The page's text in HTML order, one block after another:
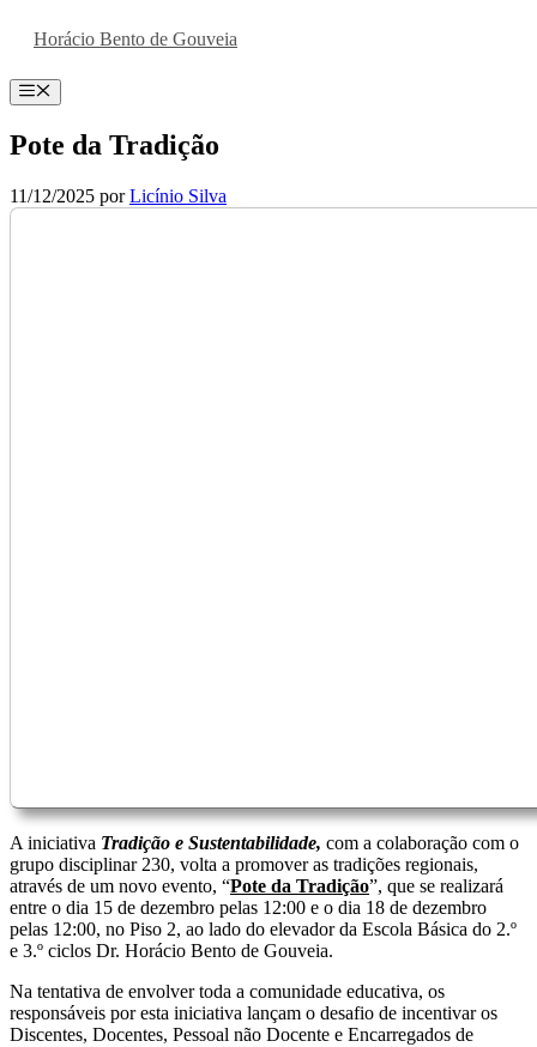
Horácio Bento de Gouveia
Menu
Pote da Tradição
11/12/2025 porLicínio Silva
A iniciativa Tradição e Sustentabilidade, com a colaboração com o
grupo disciplinar 230, volta a promover as tradições regionais,
através de um novo evento, “Pote da Tradição”, que se realizará
entre o dia 15 de dezembro pelas 12:00 e o dia 18 de dezembro
pelas 12:00, no Piso 2, ao lado do elevador da Escola Básica do 2.º
e 3.º ciclos Dr. Horácio Bento de Gouveia.
Na tentativa de envolver toda a comunidade educativa, os
responsáveis por esta iniciativa lançam o desafio de incentivar os
Discentes, Docentes, Pessoal não Docente e Encarregados de